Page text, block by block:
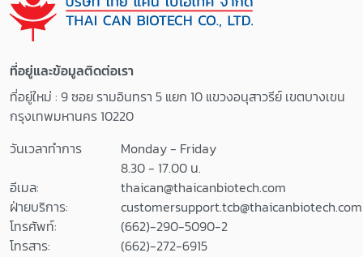
ที่อยู่และข้อมูลติดต่อเรา
ที่อยู่ใหม่ : 9 ซอย รามอินทรา 5 แยก 10 แขวงอนุสาวรีย์ เขตบางเขน
กรุงเทพมหานคร 10220
วันเวลาทำการ
Monday - Friday
8.30 - 17.00 น.
อีเมล:
thaican@thaicanbiotech.com
ฝ่ายบริการ:
customersupport.tcb@thaicanbiotech.com
โทรศัพท์:
(662)-290-5090-2
โทรสาร:
(662)-272-6915